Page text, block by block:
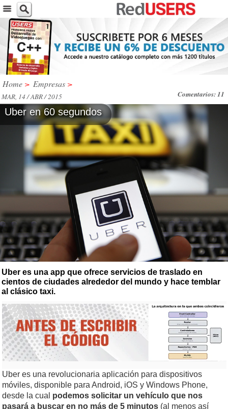
Home > Empresas >
Comentarios: 11
MAR, 14 / ABR / 2015
Uber en 60 segundos
Uber es una app que ofrece servicios de traslado en
cientos de ciudades alrededor del mundo y hace temblar
al clásico taxi.
Uber es una revolucionaria aplicación para dispositivos
móviles, disponible para Android, iOS y Windows Phone,
desde la cual podemos solicitar un vehículo que nos
pasará a buscar en no más de 5 minutos (al menos así